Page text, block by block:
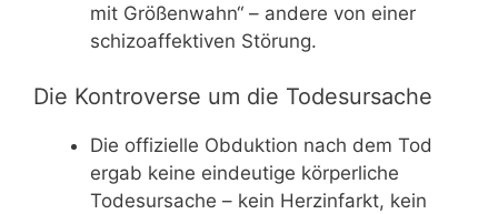
mit Größenwahn“ – andere von einer
schizoaffektiven Störung.
Die Kontroverse um die Todesursache
Die offizielle Obduktion nach dem Tod
ergab keine eindeutige körperliche
Todesursache – kein Herzinfarkt, kein